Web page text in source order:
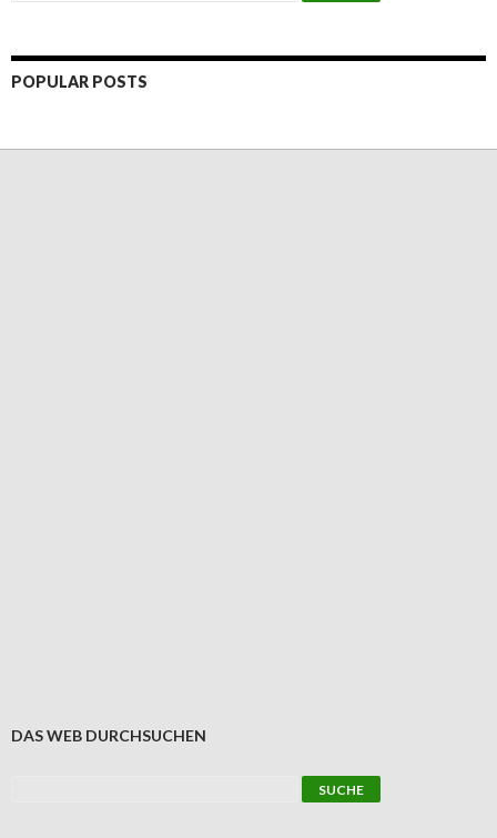
POPULAR POSTS
DAS WEB DURCHSUCHEN